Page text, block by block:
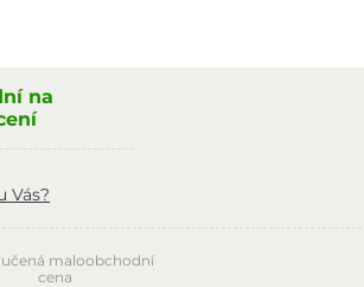
na
Vás?
maloobchodní
cena